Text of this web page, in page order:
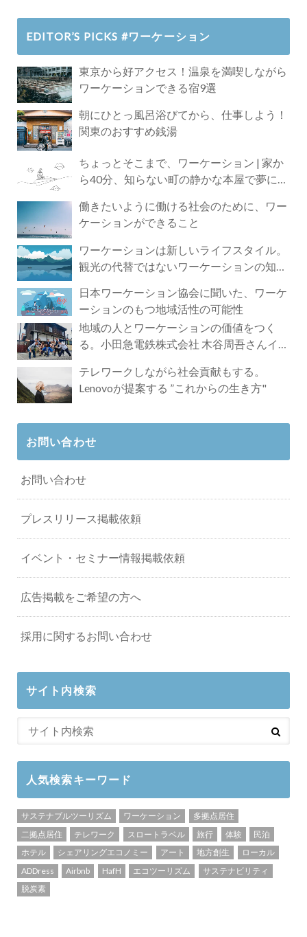
EDITOR’S PICKS #ワーケーション
東京から好アクセス！温泉を満喫しながら
ワーケーションできる宿9選
朝にひとっ風呂浴びてから、仕事しよう！
関東のおすすめ銭湯
ちょっとそこまで、ワーケーション | 家か
ら40分、知らない町の静かな本屋で夢に近
働きたいように働ける社会のために、ワー
ケーションができること
ワーケーションは新しいライフスタイル。
観光の代替ではないワーケーションの知ら
日本ワーケーション協会に聞いた、ワーケ
ーションのもつ地域活性の可能性
地域の人とワーケーションの価値をつく
る。小田急電鉄株式会社 木谷周吾さんイン
テレワークしながら社会貢献もする。
Lenovoが提案する ”これからの生き方"
お問い合わせ
お問い合わせ
プレスリリース掲載依頼
イベント・セミナー情報掲載依頼
広告掲載をご希望の方へ
採用に関するお問い合わせ
サイト内検索
人気検索キーワード
サステナブルツーリズム ワーケーション
多拠点居住
二拠点居住
テレワーク スロートラベル 旅行 体験
民泊
ホテル
シェアリングエコノミー アート 地方創生
ローカル
ADDress
Airbnb HafH エコツーリズム
サステナビリティ
脱炭素